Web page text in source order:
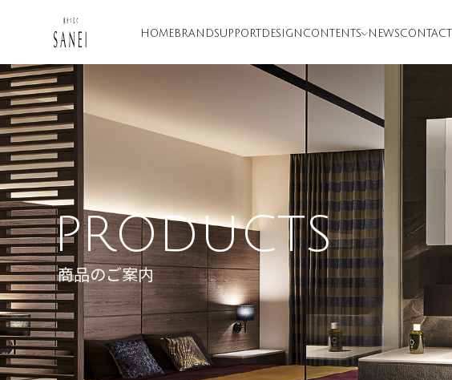
HOME BRANDSUPPORT DESIGN CONTENTS NEWSCONTACT
PRODUCTS
商品のご案内